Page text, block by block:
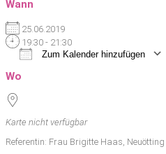
Wann
25.06.2019
19:30 - 21:30
Zum Kalender hinzufügen
Wo
Karte nicht verfügbar
Referentin: Frau Brigitte Haas, Neuötting